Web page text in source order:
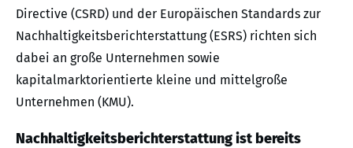
Directive (CSRD) und der Europäischen Standards zur
Nachhaltigkeitsberichterstattung (ESRS) richten sich
dabei an große Unternehmen sowie
kapitalmarktorientierte kleine und mittelgroße
Unternehmen (KMU).
Nachhaltigkeitsberichterstattung ist bereits